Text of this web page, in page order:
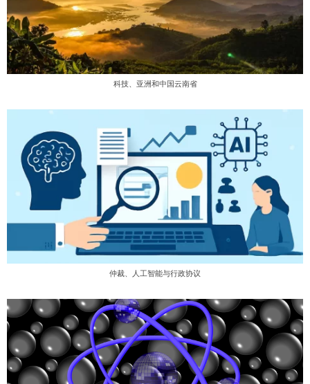
科技、亚洲和中国云南省
仲裁、人工智能与行政协议